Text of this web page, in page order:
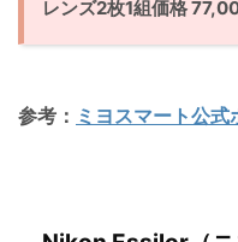
レンズ2枚1組価格
参考： ミヨスマート公式